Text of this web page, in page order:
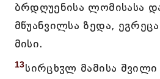
ბრდღუენისა ლომისასა
მწუანვილსა ზედა,
მისი.
13სირცხჳლ მამისა შვილი